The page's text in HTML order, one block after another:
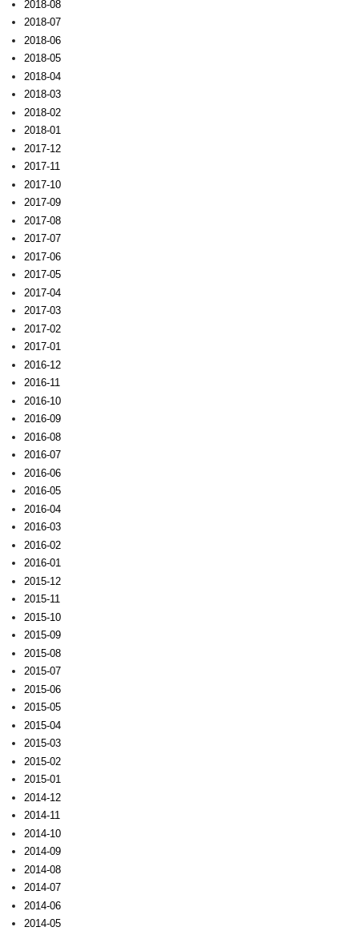
2018-08
2018-07
2018-06
2018-05
2018-04
2018-03
2018-02
2018-01
2017-12
2017-11
2017-10
2017-09
2017-08
2017-07
2017-06
2017-05
2017-04
2017-03
2017-02
2017-01
2016-12
2016-11
2016-10
2016-09
2016-08
2016-07
2016-06
2016-05
2016-04
2016-03
2016-02
2016-01
2015-12
2015-11
2015-10
2015-09
2015-08
2015-07
2015-06
2015-05
2015-04
2015-03
2015-02
2015-01
2014-12
2014-11
2014-10
2014-09
2014-08
2014-07
2014-06
2014-05